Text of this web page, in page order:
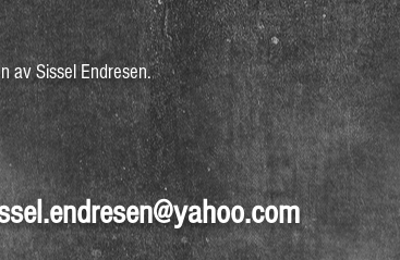
av Sissel Endresen.